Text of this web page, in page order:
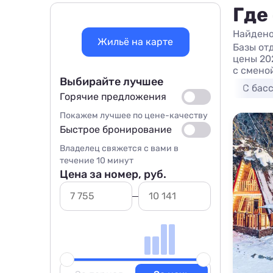
Где
Базы
цены
с
С
Жильё на карте
Выбирайте лучшее
Горячие предложения
Покажем лучшее по цене-качеству
Быстрое бронирование
Владелец свяжется с вами в
течение 10 минут
Цена за номер, руб.